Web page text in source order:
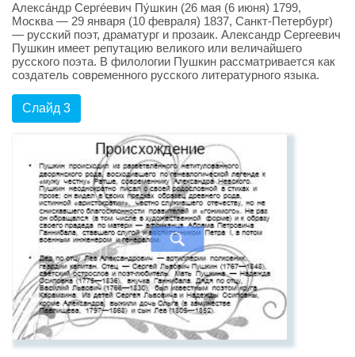
Алекса́ндр Серге́евич Пу́шкин (26 мая (6 июня) 1799,
Москва — 29 января (10 февраля) 1837, Санкт-Петербург)
— русский поэт, драматург и прозаик. Александр Сергеевич
Пушкин имеет репутацию великого или величайшего
русского поэта. В филологии Пушкин рассматривается как
создатель современного русского литературного языка.
Слайд 3